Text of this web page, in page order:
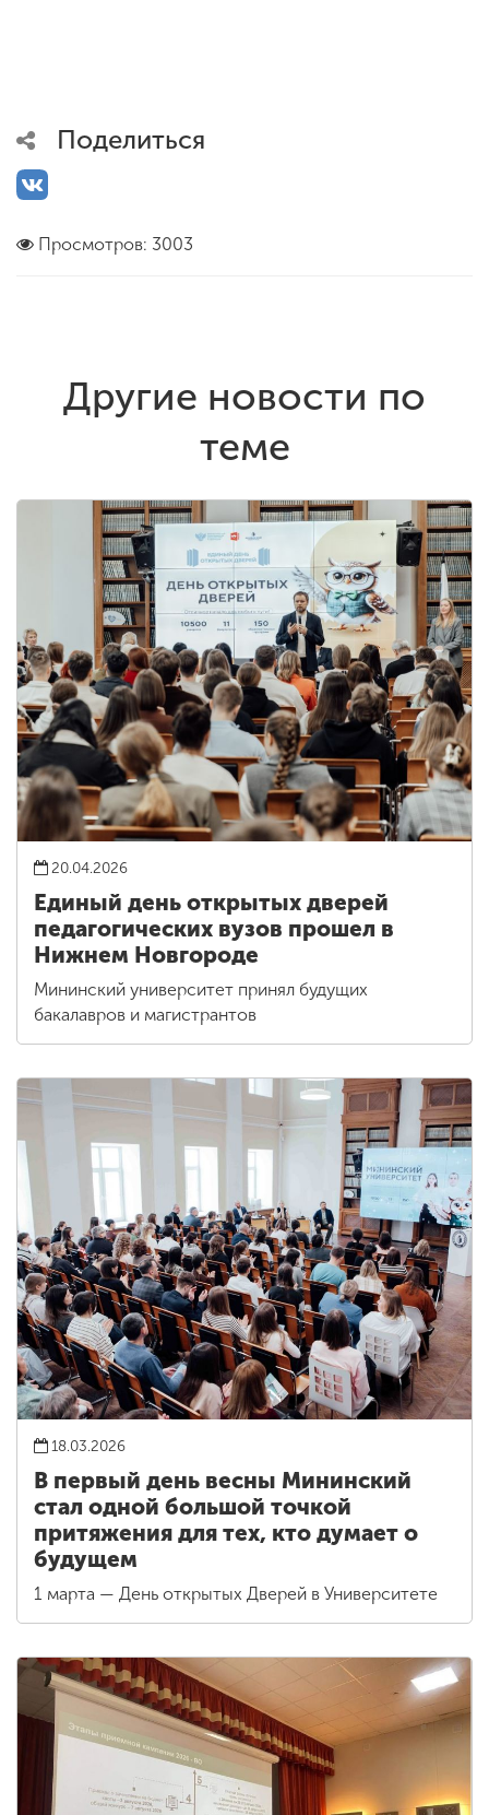
Поделиться
Просмотров: 3003
Другие новости по
теме
20.04.2026
Единый день открытых дверей
педагогических вузов прошел в
Нижнем Новгороде
Мининский университет принял будущих
бакалавров и магистрантов
18.03.2026
В первый день весны Мининский
стал одной большой точкой
притяжения для тех, кто думает о
будущем
1 марта — День открытых Дверей в Университете